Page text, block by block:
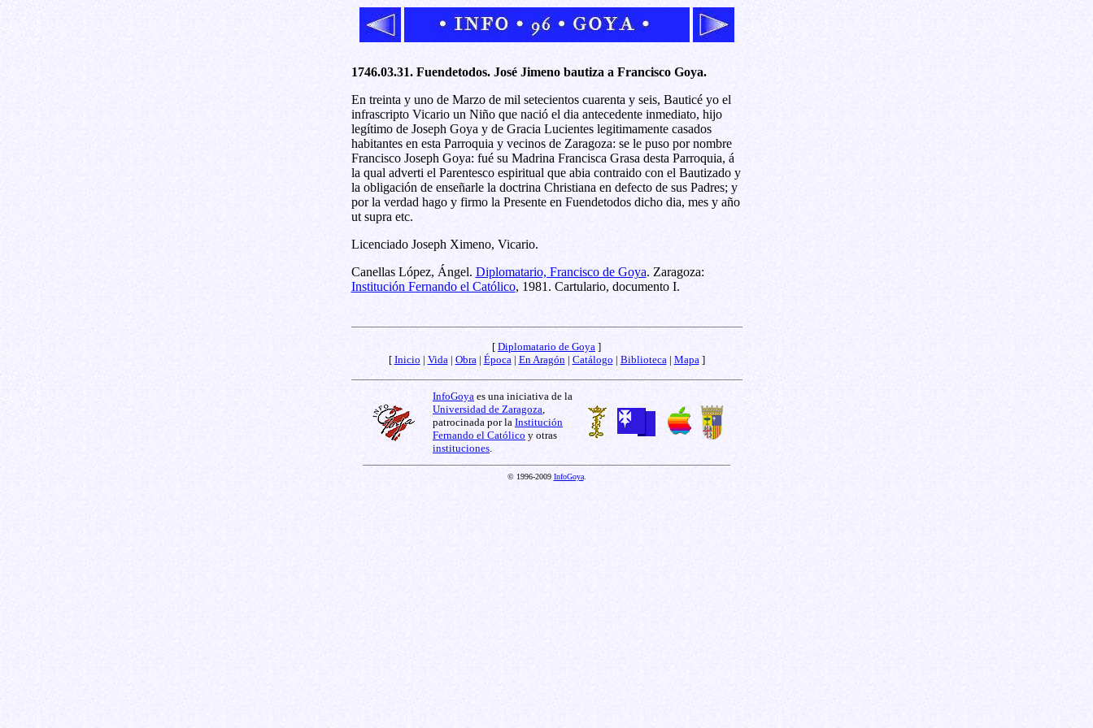
1746.03.31. Fuendetodos. José Jimeno bautiza a Francisco Goya.
En treinta y uno de Marzo de mil setecientos cuarenta y seis, Bauticé yo el
infrascripto Vicario un Niño que nació el dia antecedente inmediato, hijo
legítimo de Joseph Goya y de Gracia Lucientes legitimamente casados
habitantes en esta Parroquia y vecinos de Zaragoza: se le puso por nombre
Francisco Joseph Goya: fué su Madrina Francisca Grasa desta Parroquia, á
la qual adverti el Parentesco espiritual que abia contraido con el Bautizado y
la obligación de enseñarle la doctrina Christiana en defecto de sus Padres; y
por la verdad hago y firmo la Presente en Fuendetodos dicho dia, mes y año
ut supra etc.
Licenciado Joseph Ximeno, Vicario.
Canellas López, Ángel. Diplomatario, Francisco de Goya. Zaragoza:
Institución Fernando el Católico, 1981. Cartulario, documento I.
[ Diplomatario de Goya ]
[ Inicio | Vida | Obra | Época | En Aragón | Catálogo | Biblioteca | Mapa ]
InfoGoya es una iniciativa de la
Universidad de Zaragoza
patrocinada por la Institución
Fernando el Católico y otras
instituciones
© 1996-2009 InfoGoya.